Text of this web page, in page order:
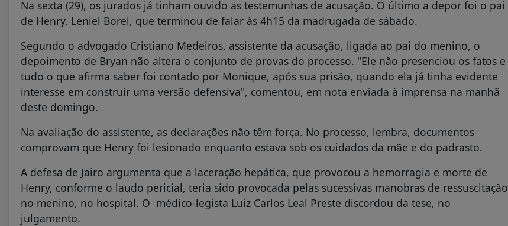
Na sexta (29), os jurados já tinham ouvido as testemunhas de acusação. O último a depor foi o pai
de Henry, Leniel Borel, que terminou de falar às 4h15 da madrugada de sábado.
Segundo o advogado Cristiano Medeiros, assistente da acusação, ligada ao pai do menino, o
depoimento de Bryan não altera o conjunto de provas do processo. "Ele não presenciou os fatos e
tudo o que afirma saber foi contado por Monique, após sua prisão, quando ela já tinha evidente
interesse em construir uma versão defensiva", comentou, em nota enviada à imprensa na manhã
deste domingo.
Na avaliação do assistente, as declarações não têm força. No processo, lembra, documentos
comprovam que Henry foi lesionado enquanto estava sob os cuidados da mãe e do padrasto.
A defesa de Jairo argumenta que a laceração hepática, que provocou a hemorragia e morte de
Henry, conforme o laudo pericial, teria sido provocada pelas sucessivas manobras de ressuscitação
no menino, no hospital. O médico-legista Luiz Carlos Leal Preste discordou da tese, no
julgamento.